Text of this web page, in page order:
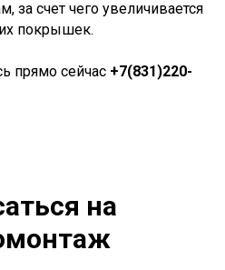
за счет чего увеличивается
покрышек.
прямо сейчас +7(831)220-
на